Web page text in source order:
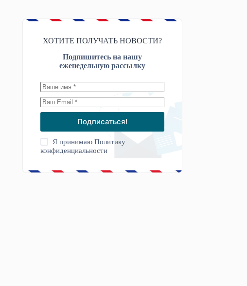
ХОТИТЕ ПОЛУЧАТЬ НОВОСТИ?
Подпишитесь на нашу
еженедельную рассылку
Подписаться!
Я принимаюПолитику
конфиденциальности